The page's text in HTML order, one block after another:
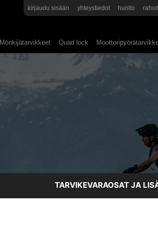
kirjaudu sisään yhteystiedot huolto
Mönkijätarvikkeet Quad lock
TARVIKEVARAOSAT JA